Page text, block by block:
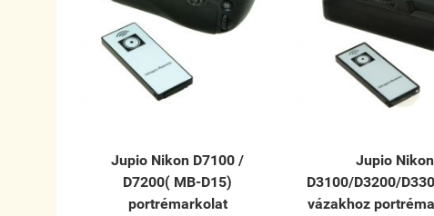
Jupio Nikon D7100 /
D7200( MB-D15)
portrémarkolat
Jupio Nikon
D3100/D3200/
vázakhoz